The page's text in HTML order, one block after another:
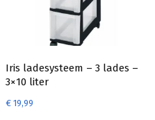
Iris ladesysteem – 3 lades –
3×10 liter
€19,99